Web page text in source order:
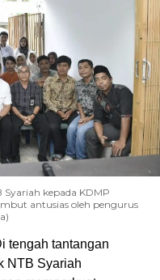
kepada KDMP
antusias oleh pengurus
tengah tantangan
NTB Syariah